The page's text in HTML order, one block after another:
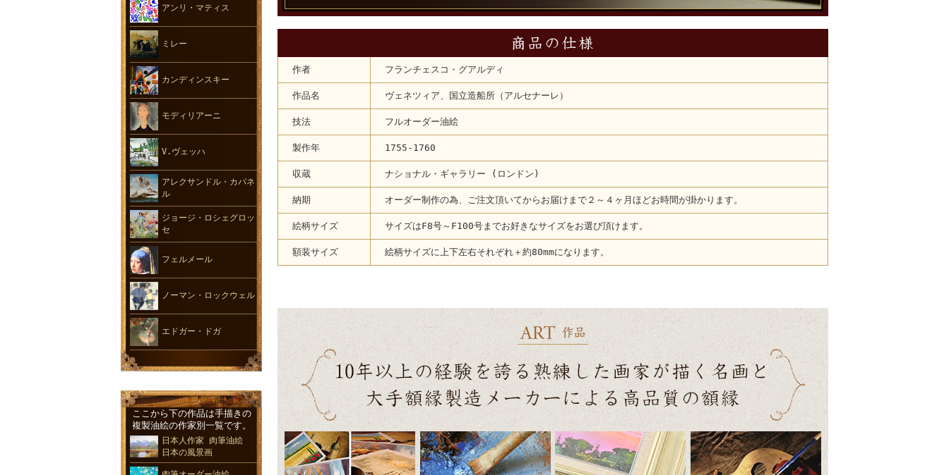
アンリ・マティス
ミレー
カンディンスキー
モディリアーニ
V.ヴェッハ
アレクサンドル・カパネ
ル
ジョージ・ロシェグロッ
セ
フェルメール
ノーマン・ロックウェル
エドガー・ドガ
ここから下の作品は手描きの
複製油絵の作家別一覧です。
日本人作家 肉筆油絵
日本の風景画
作者 フランチェスコ・グアルディ
作品名 ヴェネツィア、国立造船所（アルセナーレ）
技法 フルオーダー油絵
製作年 1755-1760
収蔵 ナショナル・ギャラリー (ロンドン)
納期 オーダー制作の為、ご注文頂いてからお届けまで２～４ヶ月ほどお時間が掛かります。
絵柄サイズ サイズはF8号～F100号までお好きなサイズをお選び頂けます。
額装サイズ 絵柄サイズに上下左右それぞれ＋約80mmになります。